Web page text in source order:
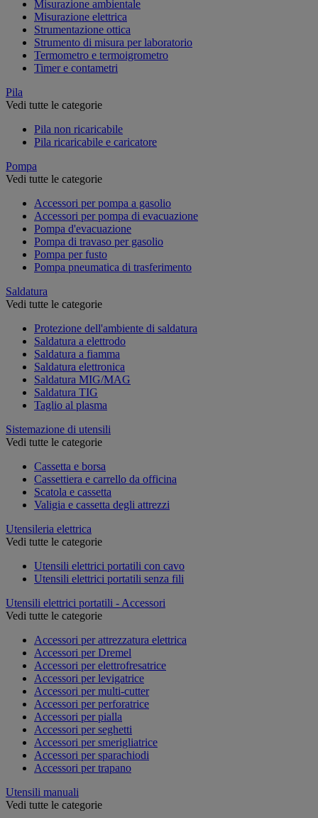
Misurazione ambientale
Misurazione elettrica
Strumentazione ottica
Strumento di misura per laboratorio
Termometro e termoigrometro
Timer e contametri
Pila
Vedi tutte le categorie
Pila non ricaricabile
Pila ricaricabile e caricatore
Pompa
Vedi tutte le categorie
Accessori per pompa a gasolio
Accessori per pompa di evacuazione
Pompa d'evacuazione
Pompa di travaso per gasolio
Pompa per fusto
Pompa pneumatica di trasferimento
Saldatura
Vedi tutte le categorie
Protezione dell'ambiente di saldatura
Saldatura a elettrodo
Saldatura a fiamma
Saldatura elettronica
Saldatura MIG/MAG
Saldatura TIG
Taglio al plasma
Sistemazione di utensili
Vedi tutte le categorie
Cassetta e borsa
Cassettiera e carrello da officina
Scatola e cassetta
Valigia e cassetta degli attrezzi
Utensileria elettrica
Vedi tutte le categorie
Utensili elettrici portatili con cavo
Utensili elettrici portatili senza fili
Utensili elettrici portatili - Accessori
Vedi tutte le categorie
Accessori per attrezzatura elettrica
Accessori per Dremel
Accessori per elettrofresatrice
Accessori per levigatrice
Accessori per multi-cutter
Accessori per perforatrice
Accessori per pialla
Accessori per seghetti
Accessori per smerigliatrice
Accessori per sparachiodi
Accessori per trapano
Utensili manuali
Vedi tutte le categorie